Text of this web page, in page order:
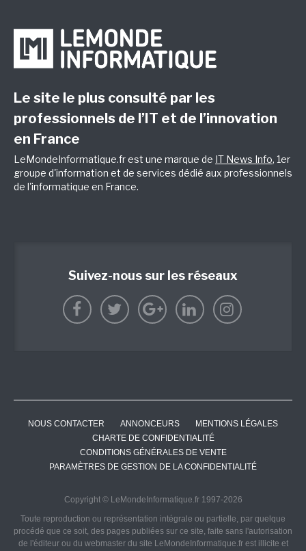
Le site le plus consulté par les
professionnels de l’IT et de l’innovation
en France
LeMondeInformatique.fr est une marque de IT News Info, 1er
groupe d'information et de services dédié aux professionnels
de l'informatique en France.
Suivez-nous sur les réseaux
NOUS CONTACTER ANNONCEURS
MENTIONS LÉGALES
CHARTE DE CONFIDENTIALITÉ
CONDITIONS GÉNÉRALES DE VENTE
PARAMÈTRES DE GESTION DE LA CONFIDENTIALITÉ
Copyright © LeMondeInformatique.fr 1997-2026
Toute reproduction ou représentation intégrale ou partielle, par quelque
procédé que ce soit, des pages publiées sur ce site, faite sans l'autorisation
de l'éditeur ou du webmaster du site LeMondeInformatique.fr est illicite et